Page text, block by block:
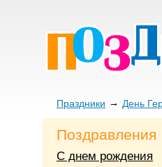
Праздники День
Поздравления
С днем рождения